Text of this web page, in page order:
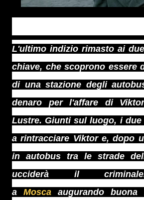
L'ultimo indizio rimasto ai
chiave, che scoprono essere
di una stazione degli
denaro per l'affare di
Lustre. Giunti sul luogo, i
a rintracciare Viktor e, dopo
in autobus tra le strade
ucciderà il
a Mosca augurando